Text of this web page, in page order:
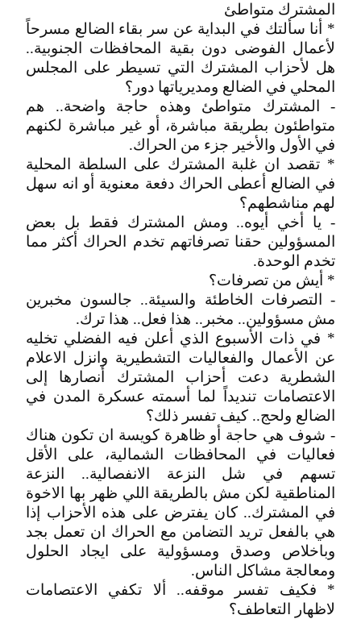
المشترك متواطئ
* أنا سألتك في البداية عن سر بقاء الضالع مسرحاً
لأعمال الفوضى دون بقية المحافظات الجنوبية..
هل لأحزاب المشترك التي تسيطر على المجلس
المحلي في الضالع ومديرياتها دور؟
- المشترك متواطئ وهذه حاجة واضحة.. هم
متواطئون بطريقة مباشرة، أو غير مباشرة لكنهم
في الأول والأخير جزء من الحراك.
* تقصد ان غلبة المشترك على السلطة المحلية
في الضالع أعطى الحراك دفعة معنوية أو انه سهل
لهم مناشطهم؟
- يا أخي أيوه.. ومش المشترك فقط بل بعض
المسؤولين حقنا تصرفاتهم تخدم الحراك أكثر مما
تخدم الوحدة.
* أيش من تصرفات؟
- التصرفات الخاطئة والسيئة.. جالسون مخبرين
مش مسؤولين.. مخبر.. هذا فعل.. هذا ترك.
* في ذات الأسبوع الذي أعلن فيه الفضلي تخليه
عن الأعمال والفعاليات التشطيرية وانزل الاعلام
الشطرية دعت أحزاب المشترك أنصارها إلى
الاعتصامات تنديداً لما أسمته عسكرة المدن في
الضالع ولحج.. كيف تفسر ذلك؟
- شوف هي حاجة أو ظاهرة كويسة ان تكون هناك
فعاليات في المحافظات الشمالية، على الأقل
تسهم في شل النزعة الانفصالية.. النزعة
المناطقية لكن مش بالطريقة اللي ظهر بها الاخوة
في المشترك.. كان يفترض على هذه الأحزاب إذا
هي بالفعل تريد التضامن مع الحراك ان تعمل بجد
وباخلاص وصدق ومسؤولية على ايجاد الحلول
ومعالجة مشاكل الناس.
* فكيف تفسر موقفه.. ألا تكفي الاعتصامات
لاظهار التعاطف؟